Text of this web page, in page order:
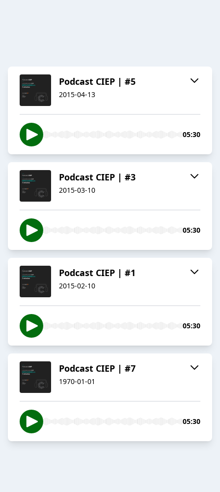
Podcast CIEP | #5
2015-04-13
05:30
Podcast CIEP | #3
2015-03-10
05:30
Podcast CIEP | #1
2015-02-10
05:30
Podcast CIEP | #7
1970-01-01
05:30